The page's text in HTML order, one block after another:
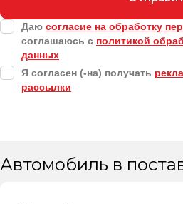
Даю согласие на обработку
соглашаюсь с политикой
данных
Я согласен (-на) получать
рассылки
Автомобиль в